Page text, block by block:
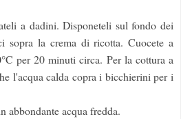
a dadini. Disponeteli sul fondo dei
sopra la crema di ricotta. Cuocete a
per 20 minuti circa. Per la cottura a
l'acqua calda copra i bicchierini per i
abbondante acqua fredda.